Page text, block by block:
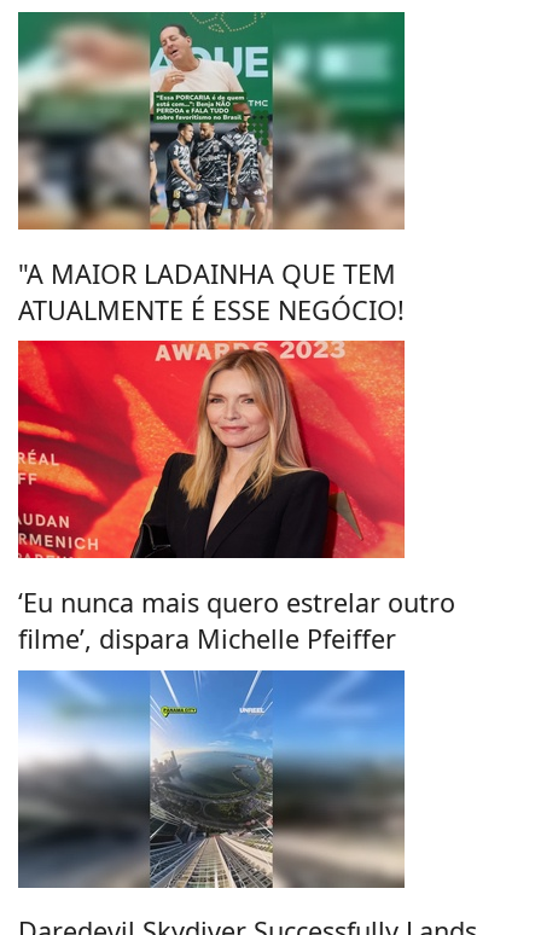
"A MAIOR LADAINHA QUE TEM
ATUALMENTE É ESSE NEGÓCIO!
‘Eu nunca mais quero estrelar outro
filme’, dispara Michelle Pfeiffer